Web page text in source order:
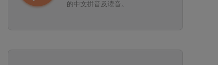
的中文拼音及读音。